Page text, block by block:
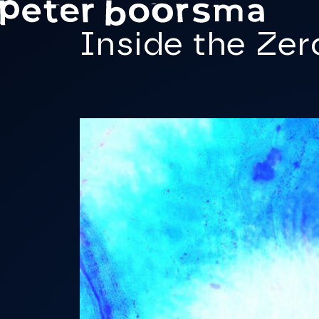
Skip to main content
Inside the